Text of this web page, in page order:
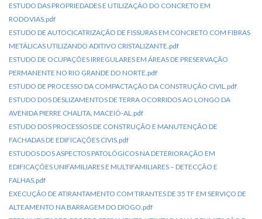
ESTUDO DAS PROPRIEDADES E UTILIZAÇÃO DO CONCRETO EM
RODOVIAS.pdf
ESTUDO DE AUTOCICATRIZAÇÃO DE FISSURAS EM CONCRETO COM FIBRAS
METÁLICAS UTILIZANDO ADITIVO CRISTALIZANTE.pdf
ESTUDO DE OCUPAÇÕES IRREGULARES EM ÁREAS DE PRESERVAÇÃO
PERMANENTE NO RIO GRANDE DO NORTE.pdf
ESTUDO DE PROCESSO DA COMPACTAÇÃO DA CONSTRUÇÃO CIVIL.pdf
ESTUDO DOS DESLIZAMENTOS DE TERRA OCORRIDOS AO LONGO DA
AVENIDA PIERRE CHALITA, MACEIÓ-AL.pdf
ESTUDO DOS PROCESSOS DE CONSTRUÇÃO E MANUTENÇÃO DE
FACHADAS DE EDIFICAÇÕES CIVIS.pdf
ESTUDOS DOS ASPECTOS PATOLÓGICOS NA DETERIORAÇÃO EM
EDIFICAÇÕES UNIFAMILIARES E MULTIFAMILIARES – DETECÇÃO E
FALHAS.pdf
EXECUÇÃO DE ATIRANTAMENTO COM TIRANTES DE 35 TF EM SERVIÇO DE
ALTEAMENTO NA BARRAGEM DO DIOGO.pdf